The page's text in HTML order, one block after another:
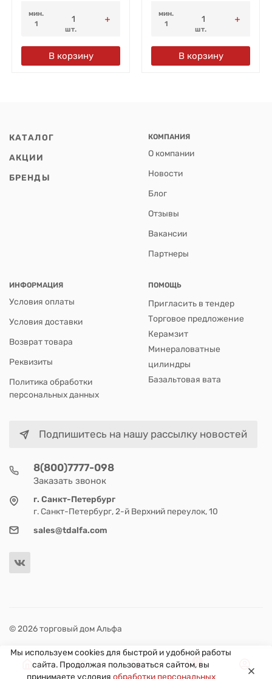
мин.
1
шт.
В корзину
мин.
1
шт.
В корзину
КАТАЛОГ
АКЦИИ
БРЕНДЫ
КОМПАНИЯ
О компании
Новости
Блог
Отзывы
Вакансии
Партнеры
ИНФОРМАЦИЯ
Условия оплаты
Условия доставки
Возврат товара
Реквизиты
Политика обработки
персональных данных
ПОМОЩЬ
Пригласить в тендер
Торговое предложение
Керамзит
Минераловатные
цилиндры
Базальтовая вата
Подпишитесь на нашу рассылку новостей
8(800)7777-098
Заказать звонок
г. Санкт-Петербург
г. Санкт-Петербург, 2-й Верхний переулок, 10
sales@tdalfa.com
© 2026 торговый дом Альфа
Мы используем cookies для быстрой и удобной работы
сайта. Продолжая пользоваться сайтом, вы
принимаете условия обработки персональных
0